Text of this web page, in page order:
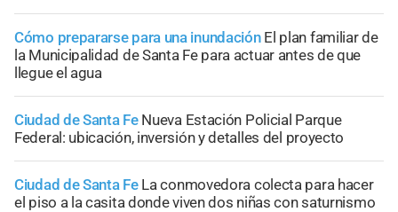
Cómo prepararse para una inundación El plan familiar de
la Municipalidad de Santa Fe para actuar antes de que
llegue el agua
Ciudad de Santa Fe Nueva Estación Policial Parque
Federal: ubicación, inversión y detalles del proyecto
Ciudad de Santa Fe La conmovedora colecta para hacer
el piso a la casita donde viven dos niñas con saturnismo